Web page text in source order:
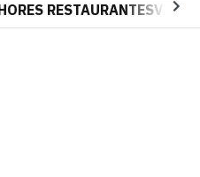
RESTAURANTES